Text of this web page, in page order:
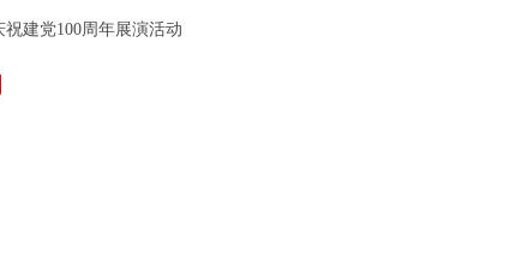
祝建党100周年展演活动